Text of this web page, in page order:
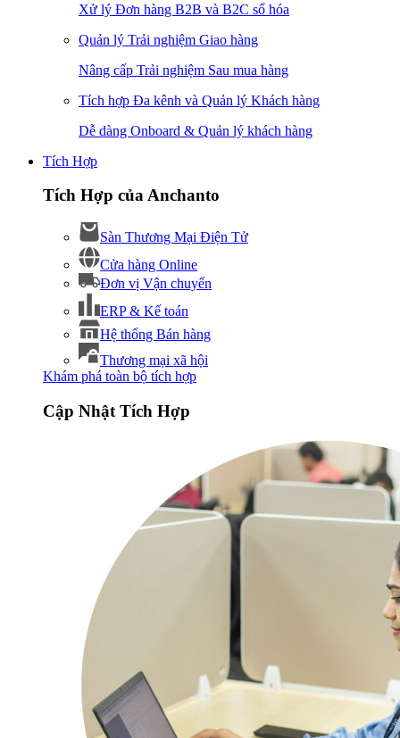
Xử lý Đơn hàng B2B và B2C số hóa
Quản lý Trải nghiệm Giao hàng
Nâng cấp Trải nghiệm Sau mua hàng
Tích hợp Đa kênh và Quản lý Khách hàng
Dễ dàng Onboard & Quản lý khách hàng
Tích Hợp
Tích Hợp của Anchanto
Sàn Thương Mại Điện Tử
Cửa hàng Online
Đơn vị Vận chuyển
ERP & Kế toán
Hệ thống Bán hàng
Thương mại xã hội
Khám phá toàn bộ tích hợp
Cập Nhật Tích Hợp